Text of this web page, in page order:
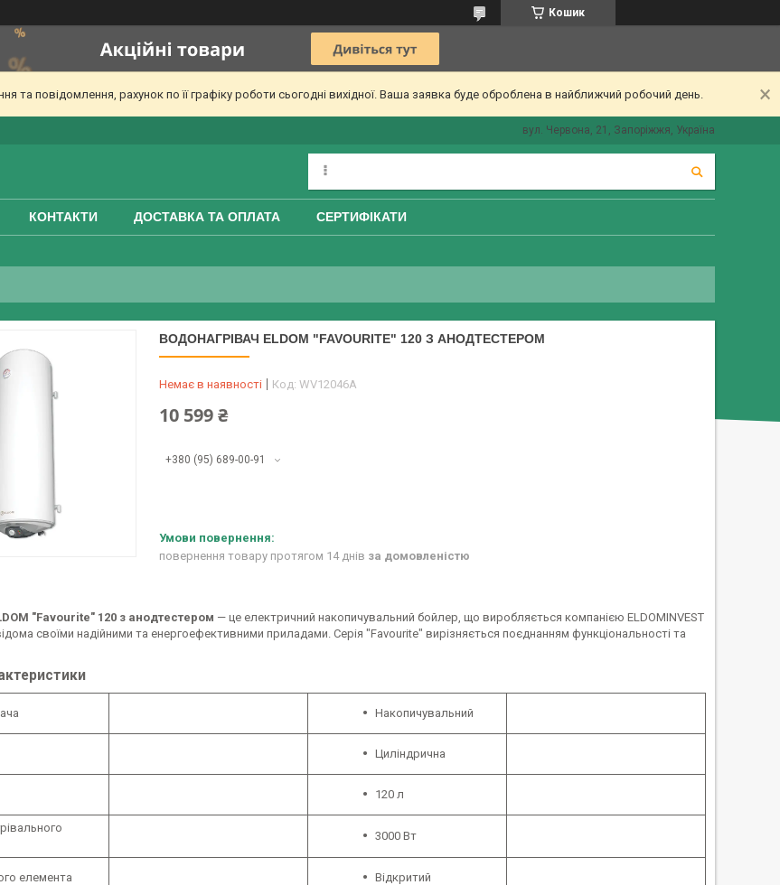
Кошик
повідомлення, рахунок по її графіку роботи сьогодні вихідної. Ваша заявка буде оброблена в найближчий робочий день.
вул. Червона, 21, Запоріжжя, Україна
КОНТАКТИ ДОСТАВКА ТА ОПЛАТА СЕРТИФІКАТИ
ВОДОНАГРІВАЧ ELDOM "FAVOURITE" 120 З АНОДТЕСТЕРОМ
Немає в наявності Код: WV12046A
10 599 ₴
+380 (95) 689-00-91
повернення товару протягом 14 днів за домовленістю
"Favourite" 120 з анодтестером — це електричний накопичувальний бойлер, що виробляється компанією ELDOMINVEST
своїми надійними та енергоефективними приладами. Серія "Favourite" вирізняється поєднанням функціональності та
Накопичувальний
Циліндрична
120 л
3000 Вт
елемента Відкритий